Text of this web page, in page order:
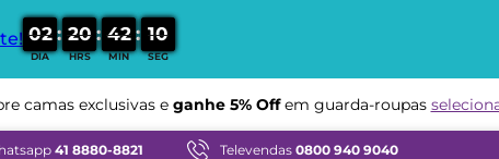
02
DIA
: 20
HRS
: 42
MIN
: 09
SEG
camas exclusivas e ganhe 5% Offem guarda-roupas
41 8880-8821 Televendas 0800 940 9040